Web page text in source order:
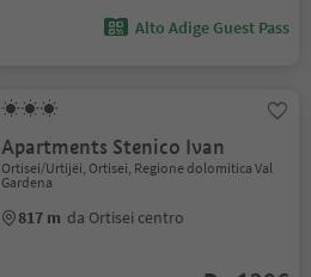
Alto Adige Guest Pass
Apartments Stenico Ivan
Ortisei/Urtijëi, Ortisei, Regione dolomitica Val
Gardena
817 m da Ortisei centro